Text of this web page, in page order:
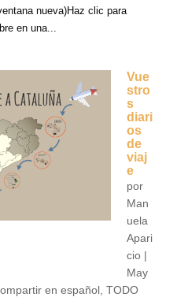
nueva)Haz clic para
en una...
Vue
stro
s
diari
os
de
viaj
e
por
Man
uela
Apari
cio|
May
en español, TODO